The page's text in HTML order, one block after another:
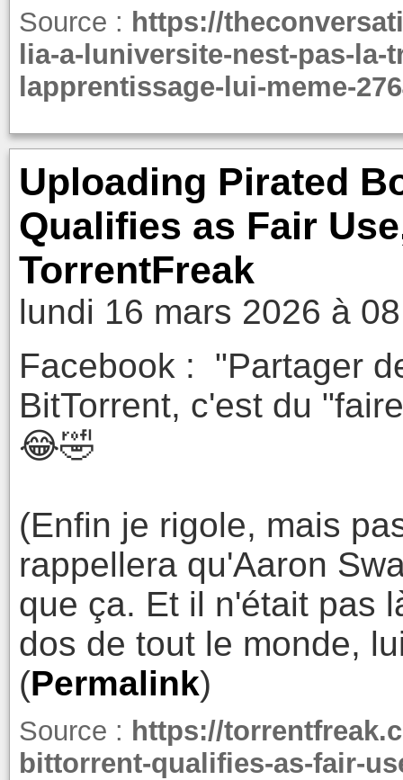
Source : https://
lia-a-luniversite-nest-pas-
lapprentissage-lui-meme-
Uploading Pirated
Qualifies as Fair
TorrentFreak
lundi 16 mars 2026 à
Facebook : "Partager
BitTorrent, c'est du
😂🤣
(Enfin je rigole, mais
rappellera qu'Aaron
que ça. Et il n'était pas
dos de tout le monde,
(Permalink)
Source : https://
bittorrent-qualifies-as-fair-